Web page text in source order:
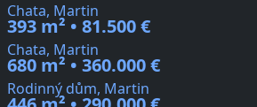
Chata, Martin
393 m² • 81.500 €
Chata, Martin
680 m² • 360.000 €
Rodinný dům, Martin